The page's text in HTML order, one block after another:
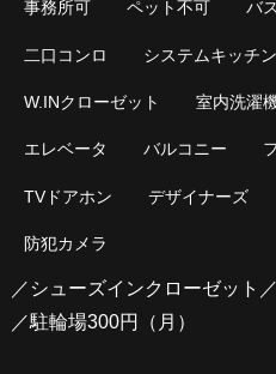
事務所可 ペット不可 バ
二口コンロ システムキッチン
W.INクローゼット 室内洗濯
エレベータ バルコニー
TVドアホン デザイナーズ
防犯カメラ
／シューズインクローゼット
／駐輪場300円（月）